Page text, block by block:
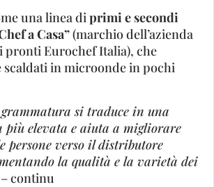
una linea diprimi e secondi
a Casa”(marchio dell’azienda
pronti Eurochef Italia), che
scaldati in microonde in pochi
si traduce in una
più elevata e aiuta a migliorare
persone verso il distributore
la qualità e la varietà dei
– continu